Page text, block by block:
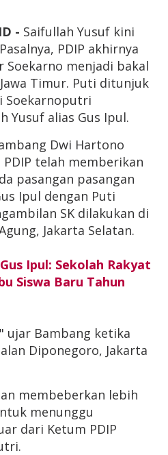
- Saifullah Yusuf kini
PDIP akhirnya
menjadi bakal
Timur. Puti ditunjuk
Soekarnoputri
Yusuf alias Gus Ipul.
Dwi Hartono
telah memberikan
pasangan pasangan
Ipul dengan Puti
SK dilakukan di
Jakarta Selatan.
Ipul: Sekolah Rakyat
Siswa Baru Tahun
ujar Bambang ketika
Diponegoro, Jakarta
membeberkan lebih
menunggu
dari Ketum PDIP